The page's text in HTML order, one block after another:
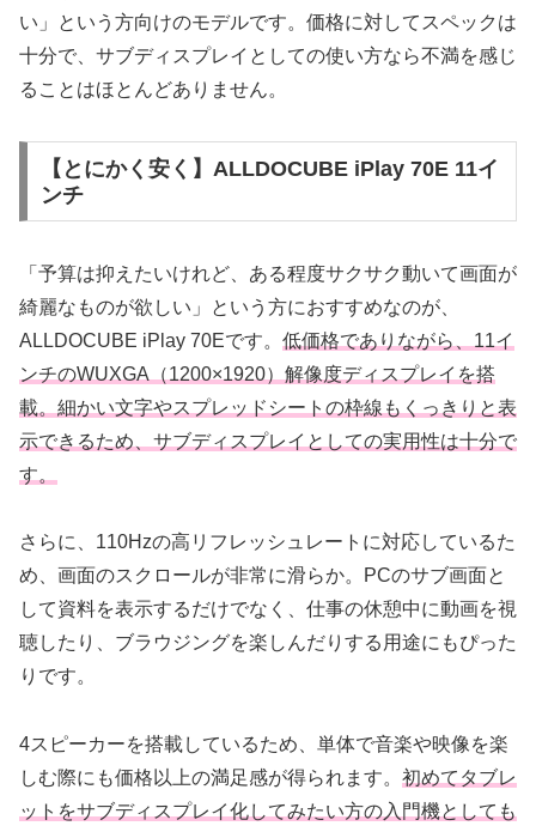
い」という方向けのモデルです。価格に対してスペックは
十分で、サブディスプレイとしての使い方なら不満を感じ
ることはほとんどありません。
【とにかく安く】ALLDOCUBE iPlay 70E 11イ
ンチ
「予算は抑えたいけれど、ある程度サクサク動いて画面が
綺麗なものが欲しい」という方におすすめなのが、
ALLDOCUBE iPlay 70Eです。 低価格でありながら、11イ
ンチのWUXGA（1200×1920）解像度ディスプレイを搭
載。細かい文字やスプレッドシートの枠線もくっきりと表
示できるため、サブディスプレイとしての実用性は十分で
す。
さらに、110Hzの高リフレッシュレートに対応しているた
め、画面のスクロールが非常に滑らか。PCのサブ画面と
して資料を表示するだけでなく、仕事の休憩中に動画を視
聴したり、ブラウジングを楽しんだりする用途にもぴった
りです。
4スピーカーを搭載しているため、単体で音楽や映像を楽
しむ際にも価格以上の満足感が得られます。 初めてタブレ
ットをサブディスプレイ化してみたい方の入門機としても